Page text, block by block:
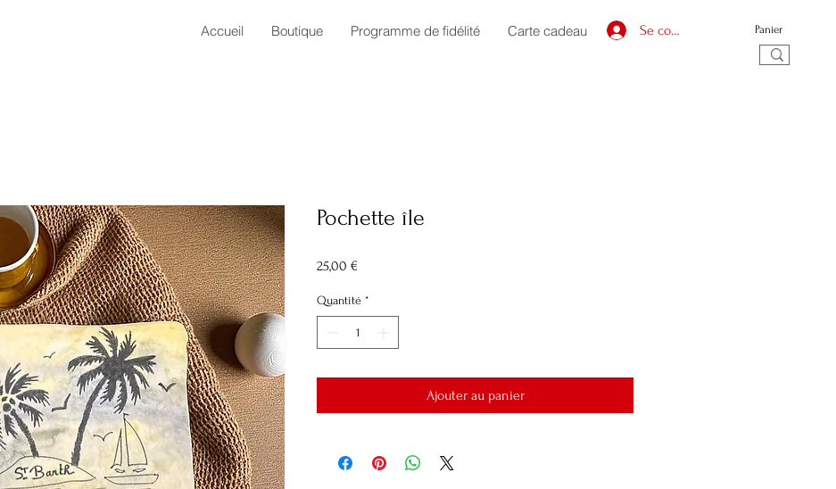
Accueil Boutique Programme de fidélité Carte cadeau Se connecter Panier
Pochette île
25,00 €
Quantité *
Ajouter au panier